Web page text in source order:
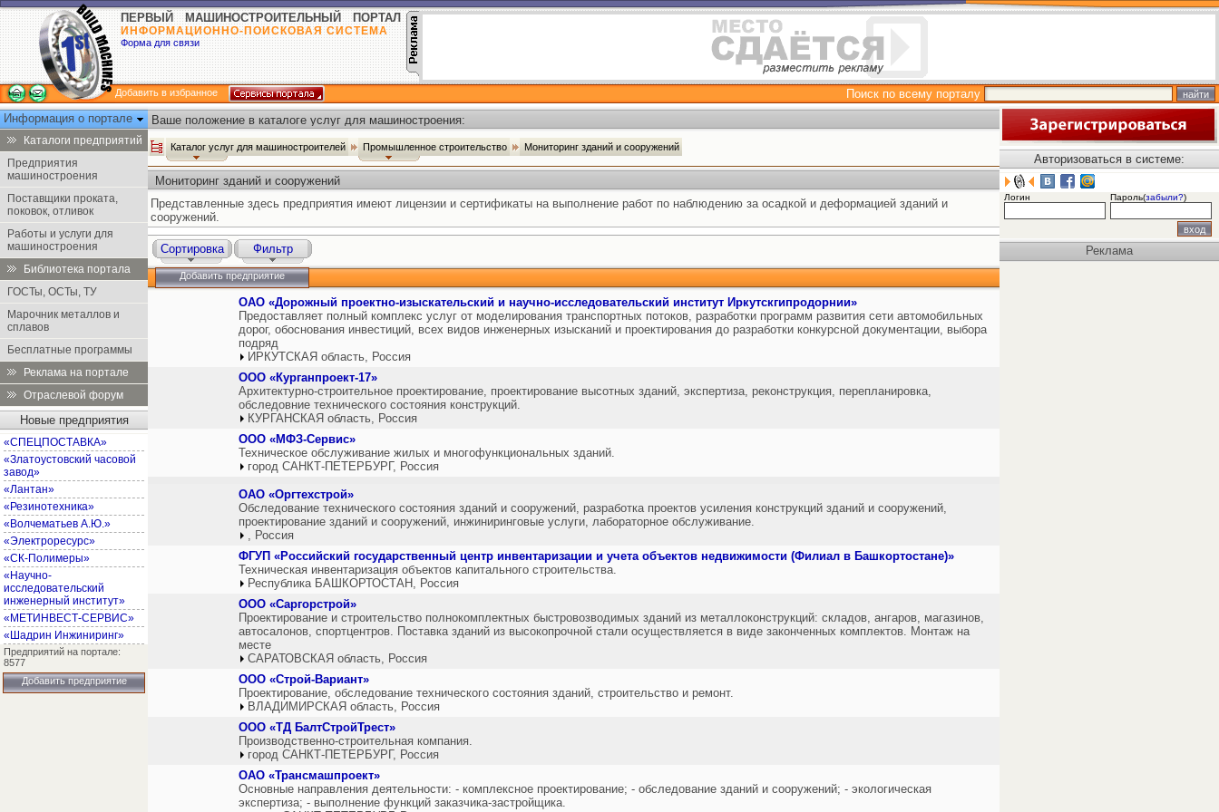
ПЕРВЫЙ МАШИНОСТРОИТЕЛЬНЫЙ ПОРТАЛ
ИНФОРМАЦИОННО-ПОИСКОВАЯ СИСТЕМА
Форма для связи
Добавить в избранное
Поиск по всему порталу
Информация о портале
Каталоги предприятий
Предприятия
машиностроения
Поставщики проката,
поковок, отливок
Работы и услуги для
машиностроения
Библиотека портала
ГОСТы, ОСТы, ТУ
Марочник металлов и
сплавов
Бесплатные программы
Реклама на портале
Отраслевой форум
Новые предприятия
«СПЕЦПОСТАВКА»
«Златоустовский часовой
завод»
«Лантан»
«Резинотехника»
«Волчематьев А.Ю.»
«Электроресурс»
«СК-Полимеры»
«Научно-
исследовательский
инженерный институт»
«МЕТИНВЕСТ-СЕРВИС»
«Шадрин Инжиниринг»
Предприятий на портале:
8577
Добавить предприятие
Ваше положение в каталоге услуг для машиностроения:
Каталог услуг для машиностроителей Промышленное строительство Мониторинг зданий и сооружений
Мониторинг зданий и сооружений
Представленные здесь предприятия имеют лицензии и сертификаты на выполнение работ по наблюдению за осадкой и деформацией зданий и
сооружений.
Сортировка Фильтр
Добавить предприятие
ОАО «Дорожный проектно-изыскательский и научно-исследовательский институт Иркутскгипродорнии»
Предоставляет полный комплекс услуг от моделирования транспортных потоков, разработки программ развития сети автомобильных
дорог, обоснования инвестиций, всех видов инженерных изысканий и проектирования до разработки конкурсной документации, выбора
подряд
ИРКУТСКАЯ область, Россия
ООО «Курганпроект-17»
Архитектурно-строительное проектирование, проектирование высотных зданий, экспертиза, реконструкция, перепланировка,
обследовние технического состояния конструкций.
КУРГАНСКАЯ область, Россия
ООО «МФЗ-Сервис»
Техническое обслуживание жилых и многофункциональных зданий.
город САНКТ-ПЕТЕРБУРГ, Россия
ОАО «Оргтехстрой»
Обследование технического состояния зданий и сооружений, разработка проектов усиления конструкций зданий и сооружений,
проектирование зданий и сооружений, инжиниринговые услуги, лабораторное обслуживание.
, Россия
ФГУП «Российский государственный центр инвентаризации и учета объектов недвижимости (Филиал в Башкортостане)»
Техническая инвентаризация объектов капитального строительства.
Республика БАШКОРТОСТАН, Россия
ООО «Саргорстрой»
Проектирование и строительство полнокомплектных быстровозводимых зданий из металлоконструкций: складов, ангаров, магазинов,
автосалонов, спортцентров. Поставка зданий из высокопрочной стали осуществляется в виде законченных комплектов. Монтаж на
месте
САРАТОВСКАЯ область, Россия
OOO «Строй-Вариант»
Проектирование, обследование технического состояния зданий, строительство и ремонт.
ВЛАДИМИРСКАЯ область, Россия
ООО «ТД БалтСтройТрест»
Производственно-строительная компания.
город САНКТ-ПЕТЕРБУРГ, Россия
ОАО «Трансмашпроект»
Основные направления деятельности: - комплексное проектирование; - обследование зданий и сооружений; - экологическая
экспертиза; - выполнение функций заказчика-застройщика.
Авторизоваться в системе:
Логин Пароль(забыли?)
Реклама